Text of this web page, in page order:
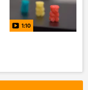
1:10